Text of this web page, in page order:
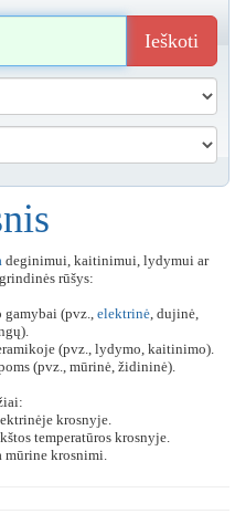
Ieškoti
deginimui, kaitinimui, lydymui ar
rūšys:
gamybai (pvz., elektrinė, dujinė,
(pvz., lydymo, kaitinimo).
(pvz., mūrinė, židininė).
krosnyje.
temperatūros krosnyje.
mūrine krosnimi.